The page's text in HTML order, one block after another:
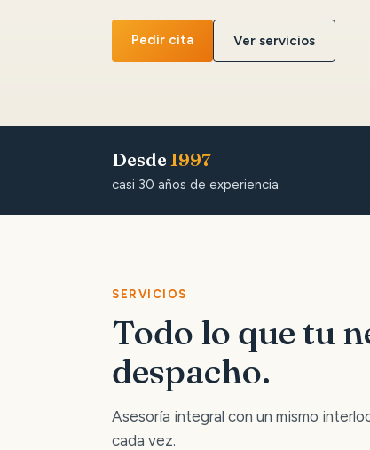
Pedir cita Ver servicios
Desde 1997
casi 30 años de experiencia
SERVICIOS
Todo lo que tu
despacho.
Asesoría integral con un mismo
cada vez.